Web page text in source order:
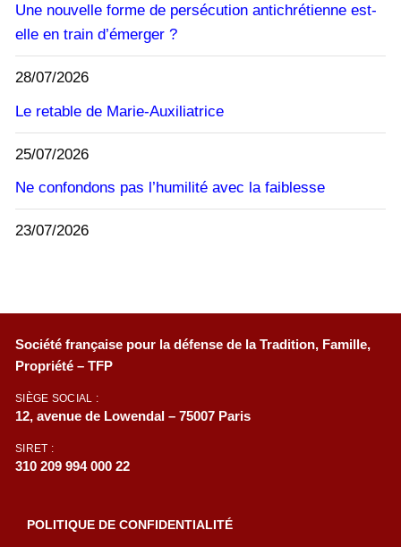
Une nouvelle forme de persécution antichrétienne est-
elle en train d’émerger ?
28/07/2026
Le retable de Marie-Auxiliatrice
25/07/2026
Ne confondons pas l’humilité avec la faiblesse
23/07/2026
Société française pour la défense de la Tradition, Famille,
Propriété – TFP
SIÈGE SOCIAL :
12, avenue de Lowendal – 75007 Paris
SIRET :
310 209 994 000 22
POLITIQUE DE CONFIDENTIALITÉ